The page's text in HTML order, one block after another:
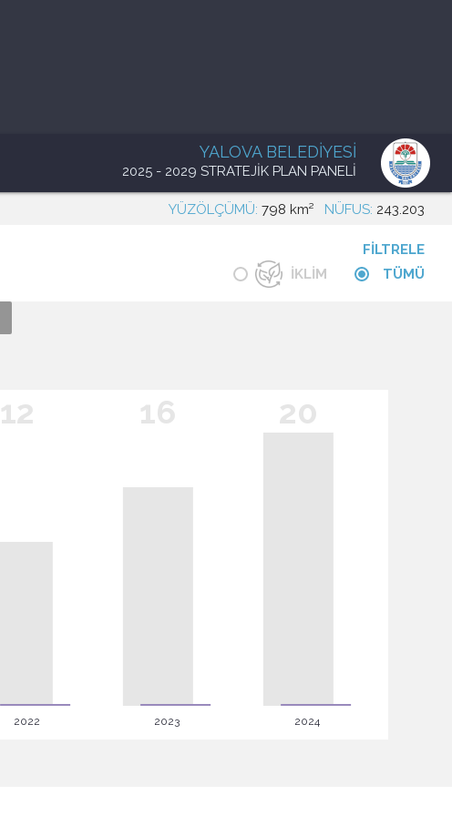
YALOVA BELEDİYESİ
2025 - 2029 STRATEJİK PLAN PANELİ
YÜZÖLÇÜMÜ: 798 km² NÜFUS: 243.203
FİLTRELE
İKLİM
TÜMÜ